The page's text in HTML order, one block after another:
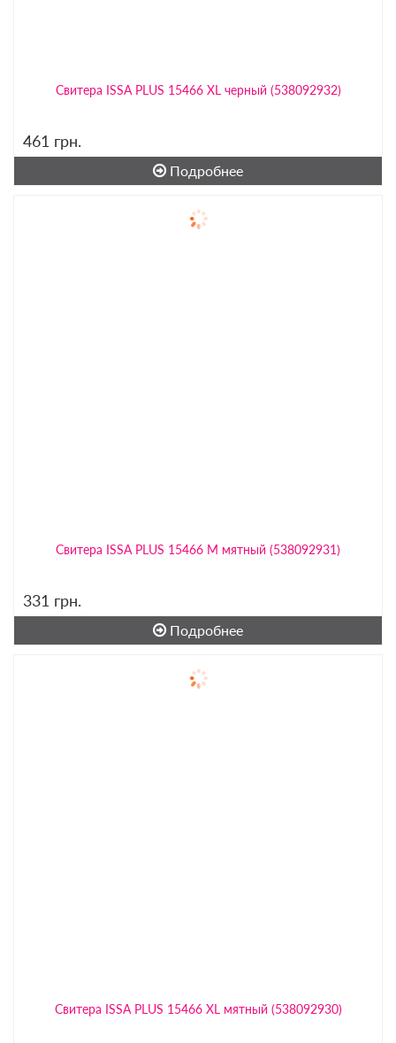
Свитера ISSA PLUS 15466 XL черный (538092932)
461 грн.
Подробнее
Свитера ISSA PLUS 15466 M мятный (538092931)
331 грн.
Подробнее
Свитера ISSA PLUS 15466 XL мятный (538092930)